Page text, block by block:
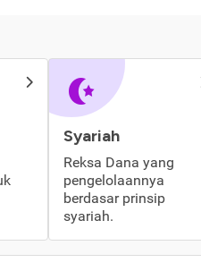
Syariah
Reksa Dana yang
pengelolaannya
berdasar prinsip
syariah.